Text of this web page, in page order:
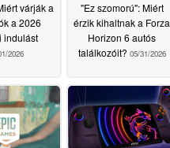
várják a
a 2026
indulást
2026
"Ez szomorú": Miért
érzik kihaltnak a Forza
Horizon 6 autós
találkozóit? 05/31/2026